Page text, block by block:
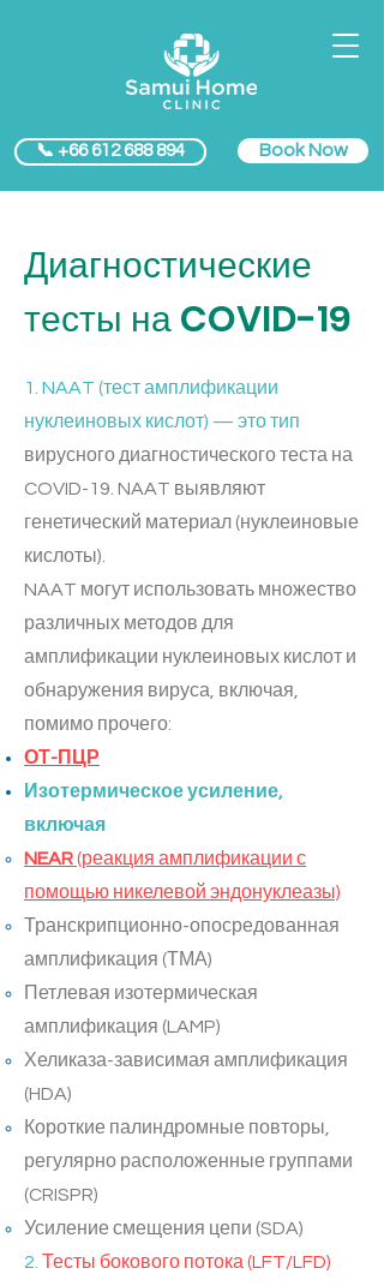
📞 +66 612 688 894 Book Now
Диагностические
тесты на COVID-19
1. NAAT (тест амплификации
нуклеиновых кислот) — это тип
вирусного диагностического теста на
COVID-19. NAAT выявляют
генетический материал (нуклеиновые
кислоты).
NAAT могут использовать множество
различных методов для
амплификации нуклеиновых кислот и
обнаружения вируса, включая,
помимо прочего:
ОТ-ПЦР
Изотермическое усиление,
включая
NEAR(реакция амплификации с
помощью никелевой эндонуклеазы)
Транскрипционно-опосредованная
амплификация (ТМА)
Петлевая изотермическая
амплификация (LAMP)
Хеликаза-зависимая амплификация
(HDA)
Короткие палиндромные повторы,
регулярно расположенные группами
(CRISPR)
Усиление смещения цепи (SDA)
2. Тесты бокового потока (LFT/LFD)